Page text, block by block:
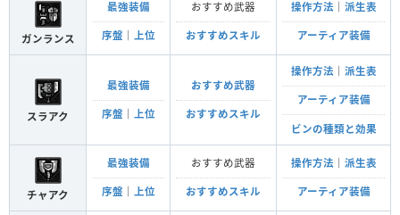
ガンランス
最強装備
序盤 上位
おすすめ武器
おすすめスキル
操作方法 派生表
アーティア装備
スラアク
最強装備
序盤 上位
おすすめ武器
おすすめスキル
操作方法 派生表
アーティア装備
ビンの種類と効果
チャアク
最強装備
序盤 上位
おすすめ武器
おすすめスキル
操作方法 派生表
アーティア装備